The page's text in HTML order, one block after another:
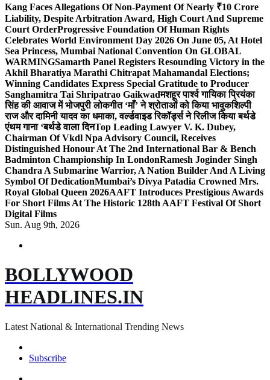
Kang Faces Allegations Of Non-Payment Of Nearly ₹10 Crore
Liability, Despite Arbitration Award, High Court And Supreme
Court OrderProgressive Foundation Of Human Rights
Celebrates World Environment Day 2026 On June 05, At Hotel
Sea Princess, Mumbai National Convention On GLOBAL
WARMINGSamarth Panel Registers Resounding Victory in the
Akhil Bharatiya Marathi Chitrapat Mahamandal Elections;
Winning Candidates Express Special Gratitude to Producer
Sanghamitra Tai Shripatrao Gaikwadमशहूर पार्श्व गायिका प्रियंका
सिंह की आवाज में भोजपुरी लोकगीत ‘माँ’ ने श्रोताओं को किया भावुकशिल्पी
राज और दामिनी यादव का धमाका, वर्ल्डवाइड रिकॉर्ड्स ने रिलीज किया बर्थडे
एंथम गाना ‘बर्थडे वाला दिनTop Leading Lawyer V. K. Dubey,
Chairman Of Vkdl Npa Advisory Council, Receives
Distinguished Honour At The 2nd International Bar & Bench
Badminton Championship In LondonRamesh Joginder Singh
Chandra A Submarine Warrior, A Nation Builder And A Living
Symbol Of DedicationMumbai’s Divya Patadia Crowned Mrs.
Royal Global Queen 2026AAFT Introduces Prestigious Awards
For Short Films At The Historic 128th AAFT Festival Of Short
Digital Films
Sun. Aug 9th, 2026
BOLLYWOOD
HEADLINES.IN
Latest National & International Trending News
Subscribe